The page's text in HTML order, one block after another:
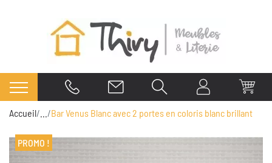
Accueil Bar Venus Blanc avec 2 portes en coloris blanc brillant
PROMO !